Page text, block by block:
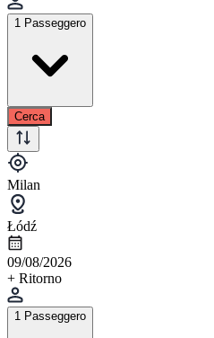
1 Passeggero
Cerca
Milan
Łódź
09/08/2026
+ Ritorno
1 Passeggero